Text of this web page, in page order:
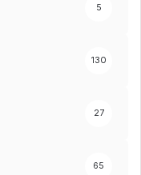
5
130
27
65